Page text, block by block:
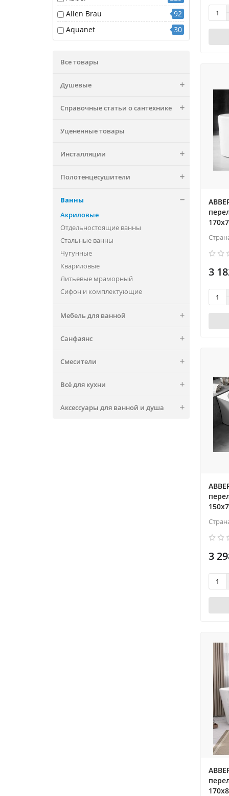
Allen Brau
92
Aquanet
30
Все товары
Душевые
Справочные статьи о сантехнике
Уцененные товары
Инсталляции
Полотенцесушители
Ванны
Акриловые
Отдельностоящие ванны
Стальные ванны
Чугунные
Квариловые
Литьевые мраморный
Сифон и комплектующие
Мебель для ванной
Санфаянс
Смесители
Всё для кухни
Аксессуары для ванной и душа
3
3